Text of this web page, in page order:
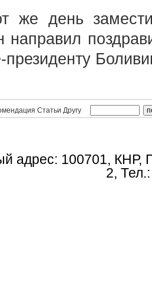
же день
направил
президенту
Статьи Другу
адрес: 100701, КНР,
2,